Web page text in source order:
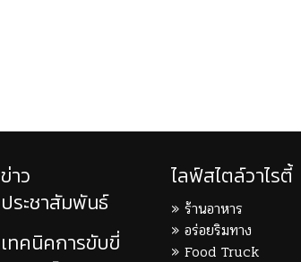
ข่าว
ประชาสัมพันธ์
เทคนิคการขับขี่
ไลฟ์สไตล์วาไรตี้
ร้านอาหาร
อร่อยริมทาง
Food Truck